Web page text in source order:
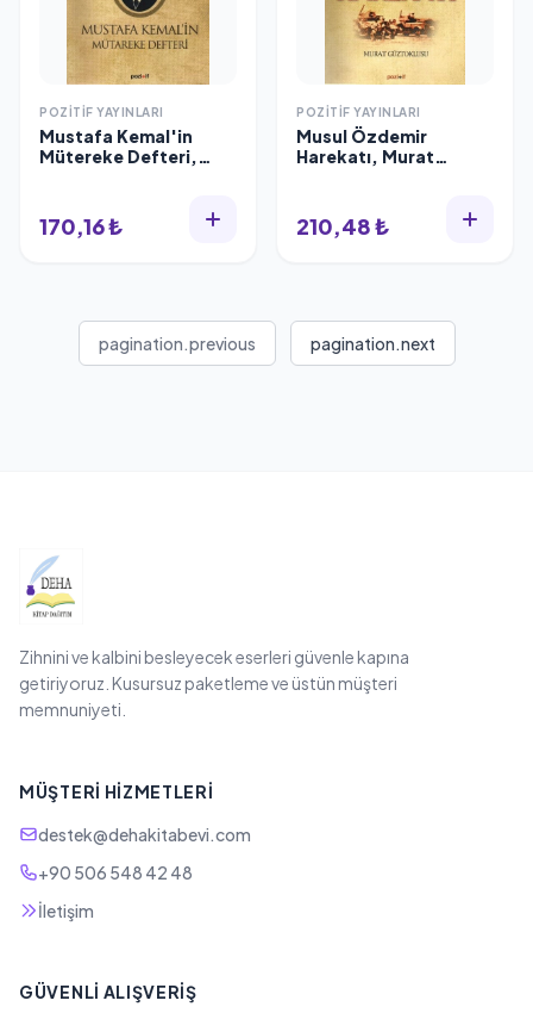
POZITIF YAYINLARI
Mustafa Kemal'in
Mütereke Defteri,
170,16 ₺
POZITIF YAYINLARI
Musul Özdemir
Harekatı, Murat
210,48 ₺
pagination.previous pagination.next
Zihnini ve kalbini besleyecek eserleri güvenle kapına
getiriyoruz. Kusursuz paketleme ve üstün müşteri
memnuniyeti.
MÜŞTERI HIZMETLERI
destek@dehakitabevi.com
+90 506 548 42 48
İletişim
GÜVENLI ALIŞVERIŞ